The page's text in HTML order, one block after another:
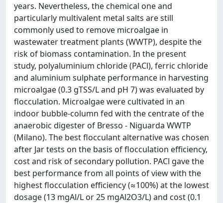
years. Nevertheless, the chemical one and
particularly multivalent metal salts are still
commonly used to remove microalgae in
wastewater treatment plants (WWTP), despite the
risk of biomass contamination. In the present
study, polyaluminium chloride (PACl), ferric chloride
and aluminium sulphate performance in harvesting
microalgae (0.3 gTSS/L and pH 7) was evaluated by
flocculation. Microalgae were cultivated in an
indoor bubble-column fed with the centrate of the
anaerobic digester of Bresso - Niguarda WWTP
(Milano). The best flocculant alternative was chosen
after Jar tests on the basis of flocculation efficiency,
cost and risk of secondary pollution. PACl gave the
best performance from all points of view with the
highest flocculation efficiency (≈100%) at the lowest
dosage (13 mgAl/L or 25 mgAl2O3/L) and cost (0.1